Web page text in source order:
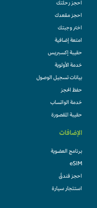
احجز رحلتك
احجز مقعدك
اختر وجبتك
امتعة إضافية
حقيبة إكسبريس
خدمة الأولوية
بيانات تسجيل الوصول
حفظ الحجز
خدمة الواتساب
حقيبة المقصورة
الإضافات
برنامج العضوية
eSIM
احجز فندقً
استئجار سيارة